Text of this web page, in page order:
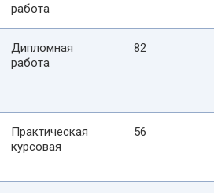
работа
Дипломная
работа
82
Практическая
курсовая
56